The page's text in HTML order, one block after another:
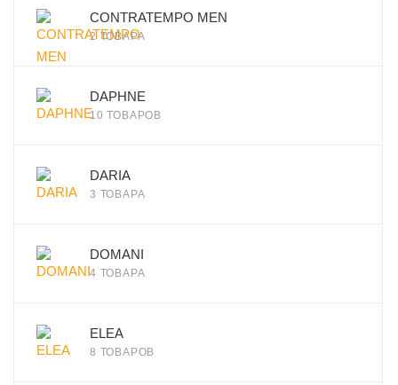
CONTRATEMPO MEN
2 ТОВАРА
DAPHNE
10 ТОВАРОВ
DARIA
3 ТОВАРА
DOMANI
4 ТОВАРА
ELEA
8 ТОВАРОВ